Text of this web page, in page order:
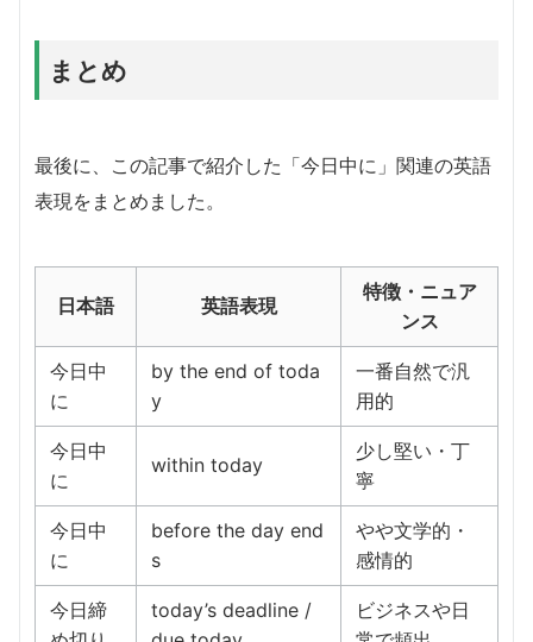
まとめ
最後に、この記事で紹介した「今日中に」関連の英語
表現をまとめました。
日本語 英語表現
特徴・ニュア
ンス
今日中
に
by the end of toda
y
一番自然で汎
用的
今日中
に
within today
少し堅い・丁
寧
今日中
に
before the day end
s
やや文学的・
感情的
今日締
today’s deadline /
ビジネスや日